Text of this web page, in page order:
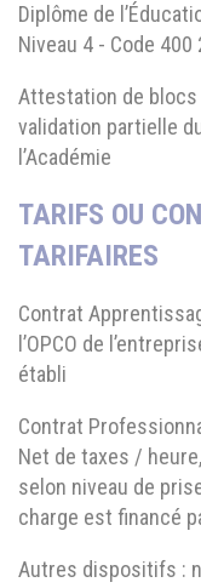
Diplôme de
Niveau 4 - Code 400
Attestation de blocs
validation partielle
l’Académie
TARIFS OU
TARIFAIRES
Contrat
l’OPCO de
établi
Contrat
Net de taxes /
selon niveau de
charge est financé
Autres dispositifs :